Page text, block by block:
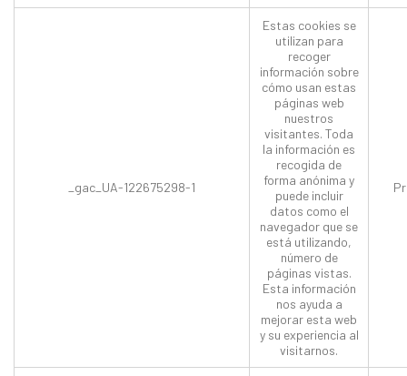
_gac_UA-122675298-1
Estas cookies se
utilizan para
recoger
información sobre
cómo usan estas
páginas web
nuestros
visitantes. Toda
la información es
recogida de
forma anónima y
puede incluir
datos como el
navegador que se
está utilizando,
número de
páginas vistas.
Esta información
nos ayuda a
mejorar esta web
y su experiencia al
visitarnos.